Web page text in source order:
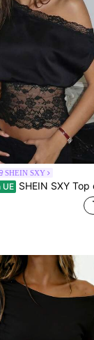
SHEIN SXY
UE SHEIN SXY Top elegante negro con patchwork de encaje y escote de un